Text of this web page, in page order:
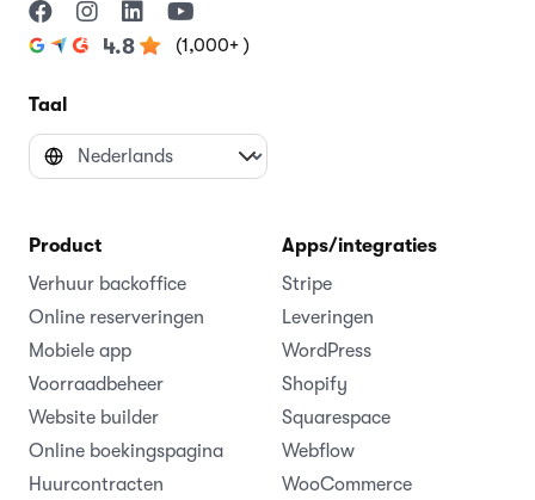
4.8 (1,000+ )
Taal
Product
Verhuur backoffice
Online reserveringen
Mobiele app
Voorraadbeheer
Website builder
Online boekingspagina
Huurcontracten
Apps/integraties
Stripe
Leveringen
WordPress
Shopify
Squarespace
Webflow
WooCommerce